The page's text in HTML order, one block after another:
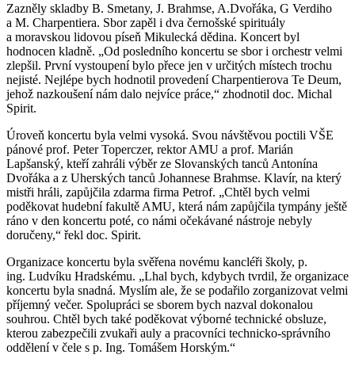
Zazněly skladby B. Smetany, J. Brahmse, A.Dvořáka, G Verdiho
a M. Charpentiera. Sbor zapěl i dva černošské spirituály
a moravskou lidovou píseň Mikulecká dědina. Koncert byl
hodnocen kladně. „Od posledního koncertu se sbor i orchestr velmi
zlepšil. První vystoupení bylo přece jen v určitých místech trochu
nejisté. Nejlépe bych hodnotil provedení Charpentierova Te Deum,
jehož nazkoušení nám dalo nejvíce práce,“ zhodnotil doc. Michal
Spirit.
Úroveň koncertu byla velmi vysoká. Svou návštěvou poctili VŠE
pánové prof. Peter Toperczer, rektor AMU a prof. Marián
Lapšanský, kteří zahráli výběr ze Slovanských tanců Antonína
Dvořáka a z Uherských tanců Johannese Brahmse. Klavír, na který
mistři hráli, zapůjčila zdarma firma Petrof. „Chtěl bych velmi
poděkovat hudební fakultě AMU, která nám zapůjčila tympány ještě
ráno v den koncertu poté, co námi očekávané nástroje nebyly
doručeny,“ řekl doc. Spirit.
Organizace koncertu byla svěřena novému kancléři školy, p.
ing. Ludvíku Hradskému. „Lhal bych, kdybych tvrdil, že organizace
koncertu byla snadná. Myslím ale, že se podařilo zorganizovat velmi
příjemný večer. Spolupráci se sborem bych nazval dokonalou
souhrou. Chtěl bych také poděkovat výborné technické obsluze,
kterou zabezpečili zvukaři auly a pracovníci technicko-správního
oddělení v čele s p. Ing. Tomášem Horským.“